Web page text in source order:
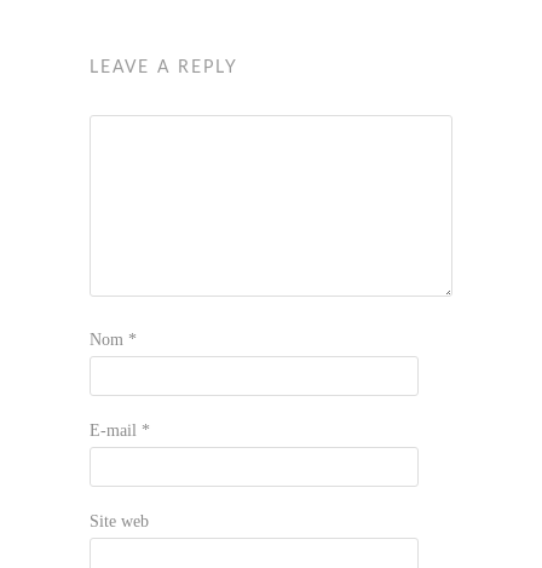
LEAVE A REPLY
Nom *
E-mail *
Site web